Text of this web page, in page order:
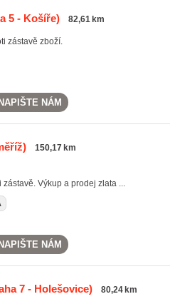
5 - Košíře) 82,61 km
zástavě zboží.
NAPIŠTE NÁM
150,17 km
Výkup a prodej zlata ...
NAPIŠTE NÁM
7 - Holešovice) 80,24 km